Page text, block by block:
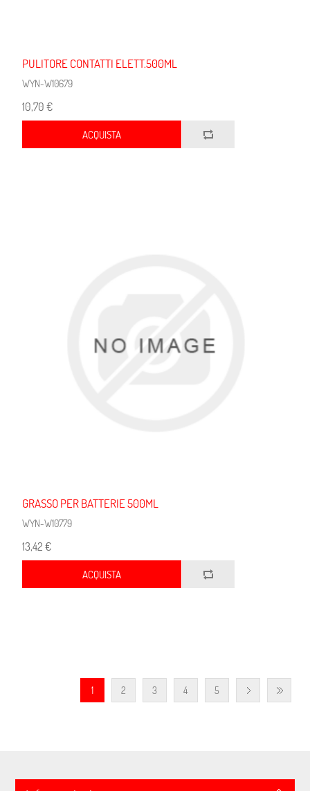
PULITORE CONTATTI ELETT.500ML
WYN-W10679
10,70 €
ACQUISTA
GRASSO PER BATTERIE 500ML
WYN-W10779
13,42 €
ACQUISTA
1 2 3 4 5